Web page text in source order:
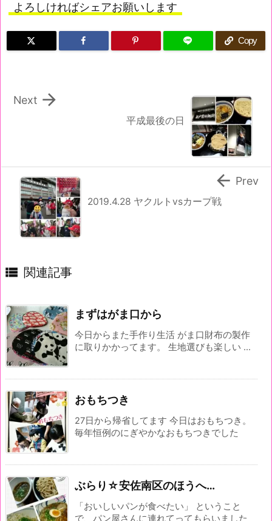
よろしければシェアお願いします
Copy
平成最後の日

Next
2019.4.28 ヤクルトvsカープ戦
 Prev
 関連記事
まずはがま口から
今日からまた手作り生活 がま口財布の製作
に取りかかってます。 生地選びも楽しい ...
おもちつき
27日から帰省してます 今日はおもちつき。
毎年恒例のにぎやかなおもちつきでした
ぶらり☆安佐南区のほうへ…
「おいしいパンが食べたい」 ということ